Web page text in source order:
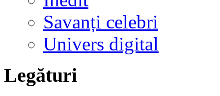
Savanți celebri
Univers digital
Legături